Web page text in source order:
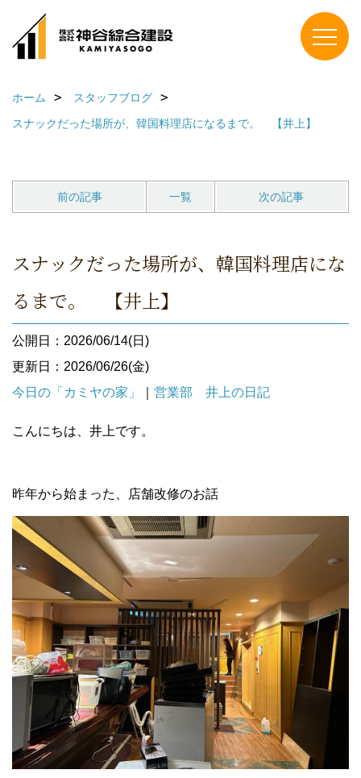
ホーム
スタッフブログ
スナックだった場所が、韓国料理店になるまで。 【井上】
前の記事 一覧 次の記事
スナックだった場所が、韓国料理店にな
るまで。 【井上】
公開日：2026/06/14(日)
更新日：2026/06/26(金)
今日の「カミヤの家」
営業部 井上の日記
こんにちは、井上です。
昨年から始まった、店舗改修のお話